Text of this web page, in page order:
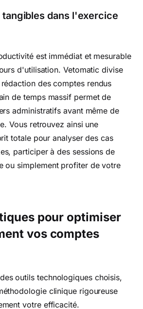
dans l'exercice
est immédiat et mesurable
d'utilisation. Vetomatic divise
des comptes rendus
de temps massif permet de
administratifs avant même de
Vous retrouvez ainsi une
totale pour analyser des cas
participer à des sessions de
ou simplement profiter de votre
pour optimiser
vos comptes
outils technologiques choisis,
clinique rigoureuse
votre efficacité.